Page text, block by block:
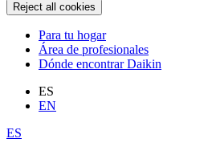
Reject all cookies
Para tu hogar
Área de profesionales
Dónde encontrar Daikin
ES
EN
ES